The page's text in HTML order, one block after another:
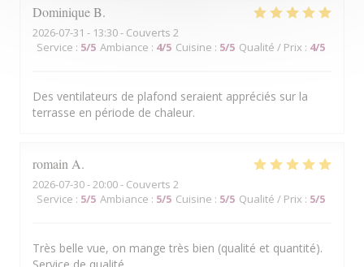
DominiqueB
2026-07-31 - 13:30 - Couverts 2
Service : 5/5 Ambiance : 4/5 Cuisine : 5/5 Qualité / Prix : 4/5
Des ventilateurs de plafond seraient appréciés sur la
terrasse en période de chaleur.
romain A
2026-07-30- 20:00 - Couverts 2
Service : 5/5 Ambiance : 5/5 Cuisine : 5/5 Qualité / Prix : 5/5
Très belle vue, on mange très bien (qualité et quantité).